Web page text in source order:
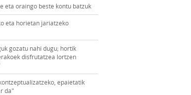
eta oraingo beste kontu batzuk
eta horietan jariatzeko
gozatu nahi dugu; hortik
disfrutatzea lortzen
epaietatik
da"